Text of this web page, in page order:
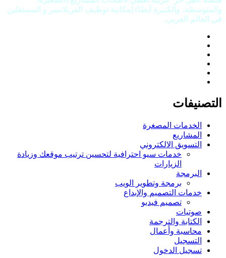
والمتوسطة، والكبيرة أيضًا) إمكانية توظيف الفريلانسر و المستقلين
في العالم العربي.
التصنيفات
الخدمات المصغرة
المشاريع
التسويق الالكتروني
خدمات سيو احترافية لتحسين ترتيب موقعك وزيادة
الزيارات
البرمجة
برمجة وتطوير الويب
خدمات التصميم والإبداع
تصميم فيديو
صوتيات
الكتابة والترجمة
محاسبة وأعمال
التسجيل
تسجيل الدخول